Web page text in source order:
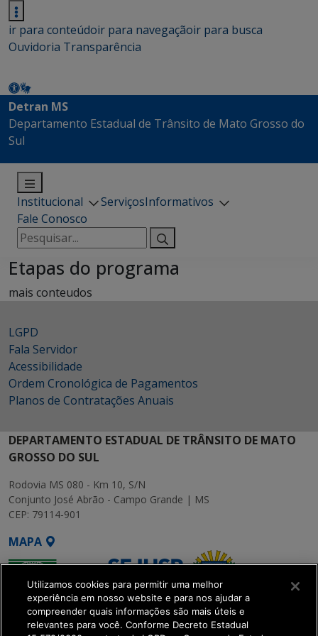
ir para conteúdoir para navegaçãoir para busca
Ouvidoria Transparência
Detran MS
Departamento Estadual de Trânsito de Mato Grosso do
Sul
Institucional ServiçosInformativos
Fale Conosco
Pesquisar
por:
Etapas do programa
mais conteudos
LGPD
Fala Servidor
Acessibilidade
Ordem Cronológica de Pagamentos
Planos de Contratações Anuais
DEPARTAMENTO ESTADUAL DE TRÂNSITO DE MATO
GROSSO DO SUL
Rodovia MS 080 - Km 10, S/N
Conjunto José Abrão - Campo Grande | MS
CEP: 79114-901
MAPA
Utilizamos cookies para permitir uma melhor
experiência em nosso website e para nos ajudar a
compreender quais informações são mais úteis e
relevantes para você. Conforme Decreto Estadual